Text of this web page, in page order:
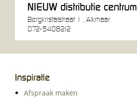
NIEUW distributie centrum
Bergkristalstraat 1 , Alkmaar
072-5408212
Inspiratie
Afspraak maken